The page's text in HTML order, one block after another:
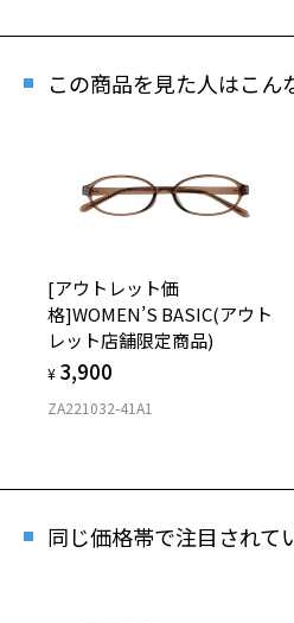
この商品を見た人はこん
[アウトレット価
格]WOMEN’S BASIC(アウト
レット店舗限定商品)
¥ 3,900
ZA221032-41A1
同じ価格帯で注目されて